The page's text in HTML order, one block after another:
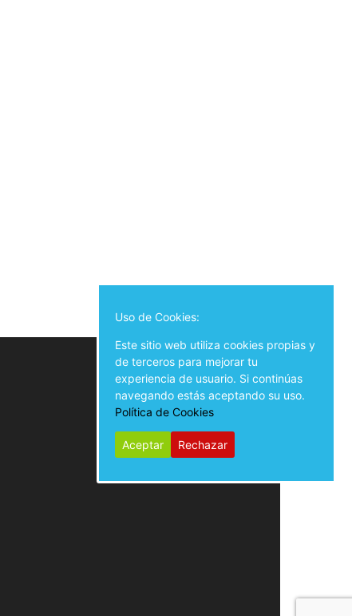
Uso de Cookies:
Este sitio web utiliza cookies propias y
de terceros para mejorar tu
experiencia de usuario. Si continúas
navegando estás aceptando su uso.
Política de Cookies
Aceptar Rechazar